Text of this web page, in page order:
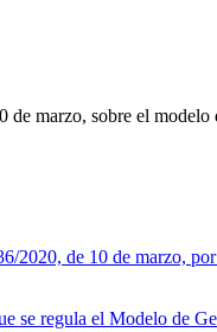
de marzo, sobre el
de 10 de marzo,
se regula el Modelo de